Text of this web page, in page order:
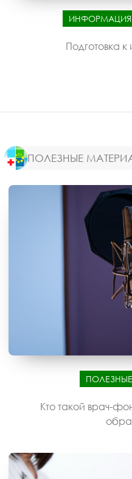
ИНФОРМАЦИЯ
Подготовка
ПОЛЕЗНЫЕ
Кто такой врач-